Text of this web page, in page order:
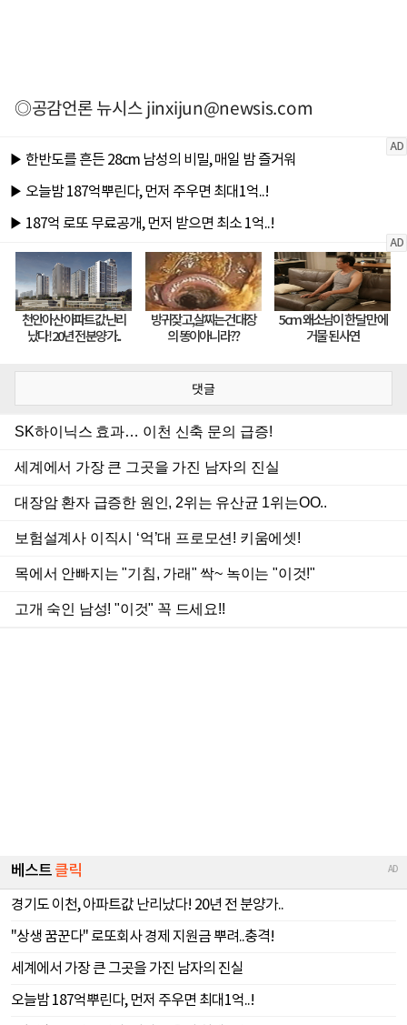
◎공감언론 뉴시스jinxijun@newsis.com
댓글